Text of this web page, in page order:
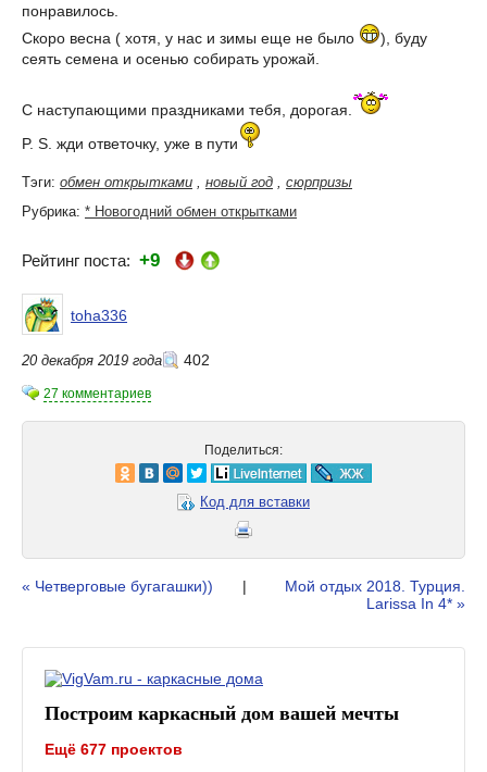
понравилось.
Скоро весна ( хотя, у нас и зимы еще не было
), буду
сеять семена и осенью собирать урожай.
С наступающими праздниками тебя, дорогая.
P. S. жди ответочку, уже в пути
Тэги: обмен открытками новый год
сюрпризы
Рубрика: * Новогодний обмен открытками
Рейтинг поста: +9
toha336
20 декабря 2019 года 402
27 комментариев
Поделиться:
Код для вставки
« Четверговые бугагашки)) |
Мой отдых 2018. Турция.
Larissa In 4* »
Построим каркасный дом вашей мечты
Ещё 677 проектов